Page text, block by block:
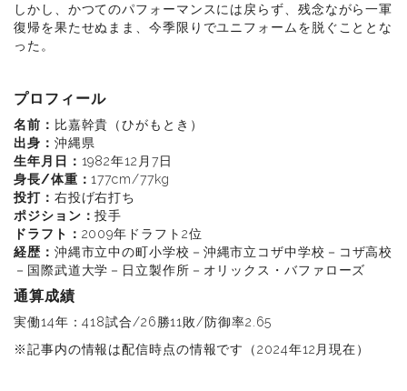
しかし、かつてのパフォーマンスには戻らず、残念ながら一軍
復帰を果たせぬまま、今季限りでユニフォームを脱ぐこととな
った。
プロフィール
名前： 比嘉幹貴（ひがもとき）
出身： 沖縄県
生年月日： 1982年12月7日
身長/体重：177cm/77kg
投打： 右投げ右打ち
ポジション：投手
ドラフト： 2009年ドラフト2位
経歴： 沖縄市立中の町小学校－沖縄市立コザ中学校－コザ高校
－国際武道大学－日立製作所－オリックス・バファローズ
通算成績
実働14年：418試合/26勝11敗/防御率2.65
※記事内の情報は配信時点の情報です（2024年12月現在）